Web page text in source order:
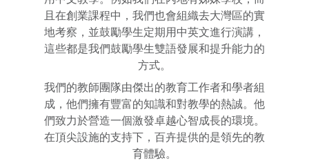
且在創業課程中，我們也會組織去大灣區的實
地考察，並鼓勵學生定期用中英文進行演講，
這些都是我們鼓勵學生雙語發展和提升能力的
方式。
我們的教師團隊由傑出的教育工作者和學者組
成，他們擁有豐富的知識和對教學的熱誠。他
們致力於營造一個激發卓越心智成長的環境。
在頂尖設施的支持下，百卉提供的是領先的教
育體驗。